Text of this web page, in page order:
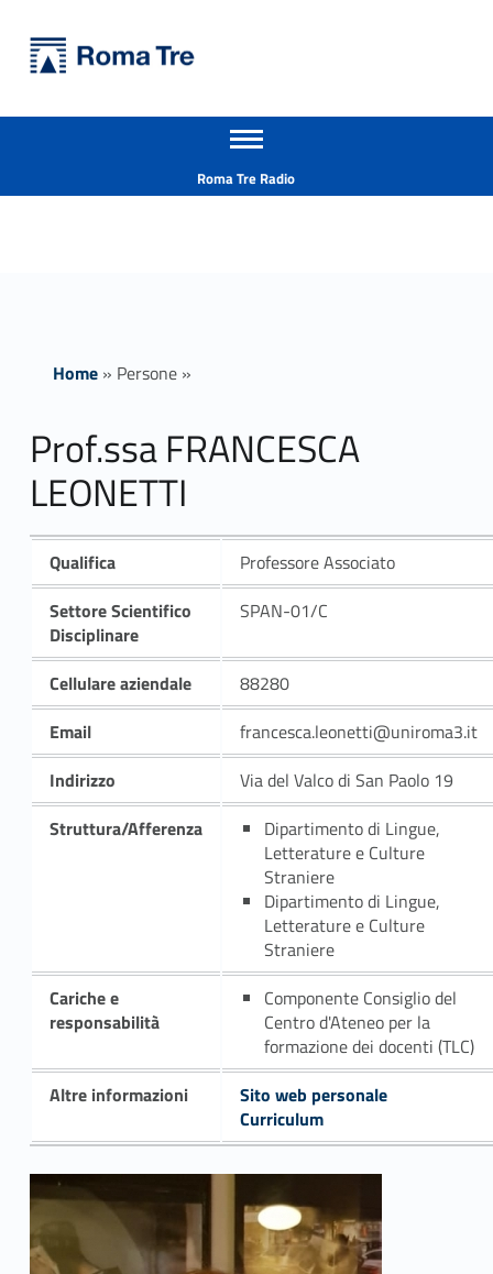
Prof.ssa FRANCESCA LEONETTI insegnamenti - Università Roma Tre
Apri il menu secondario
Roma Tre Radio
Home» Persone»
Prof.ssa FRANCESCA
LEONETTI
Qualifica
Professore Associato
Settore Scientifico
Disciplinare
SPAN-01/C
Cellulare aziendale
88280
Email
francesca.leonetti@uniroma3.it
Indirizzo
Via del Valco di San Paolo 19
Struttura/Afferenza
Dipartimento di Lingue,
Letterature e Culture
Straniere
Dipartimento di Lingue,
Letterature e Culture
Straniere
Cariche e
responsabilità
Componente Consiglio del
Centro d'Ateneo per la
formazione dei docenti (TLC)
Altre informazioni
Sito web personale
Curriculum